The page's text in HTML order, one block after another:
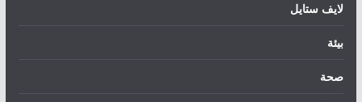
لايف ستايل
بيئة
صحة